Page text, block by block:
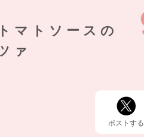
マトソースの
ァ
ポストする